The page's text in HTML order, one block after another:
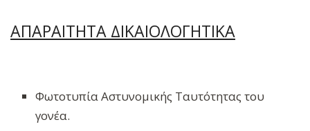
ΑΠΑΡΑΙΤΗΤΑ ΔΙΚΑΙΟΛΟΓΗΤΙΚΑ
Φωτοτυπία Αστυνομικής Ταυτότητας του
γονέα.